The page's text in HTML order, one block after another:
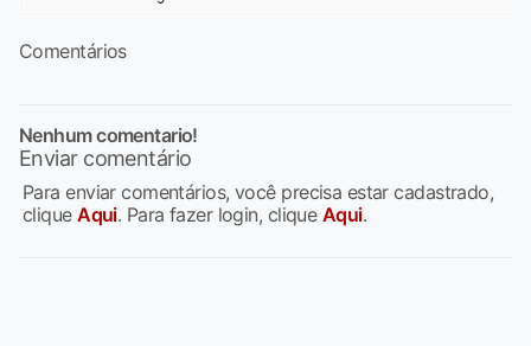
Comentários
Nenhum comentario!
Enviar comentário
Para enviar comentários, você precisa estar cadastrado,
cliqueAqui. Para fazer login, clique Aqui.